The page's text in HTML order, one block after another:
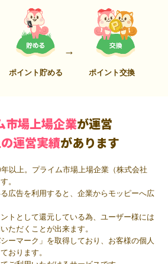
ポイント貯める ポイント交換
市場上場企業が運営
運営実績があります
以上。プライム市場上場企業（株式会社
。
広告を利用すると、企業からモッピーへ広
トとして還元している為、ユーザー様には
ただくことが出来ます。
ーマーク」を取得しており、お客様の個人
おります。